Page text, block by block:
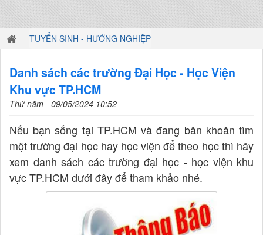
TUYỂN SINH - HƯỚNG NGHIỆP
Danh sách các trường Đại Học - Học Viện
Khu vực TP.HCM
Thứ năm - 09/05/2024 10:52
Nếu bạn sống tại TP.HCM và đang băn khoăn tìm
một trường đại học hay học viện để theo học thì hãy
xem danh sách các trường đại học - học viện khu
vực TP.HCM dưới đây để tham khảo nhé.